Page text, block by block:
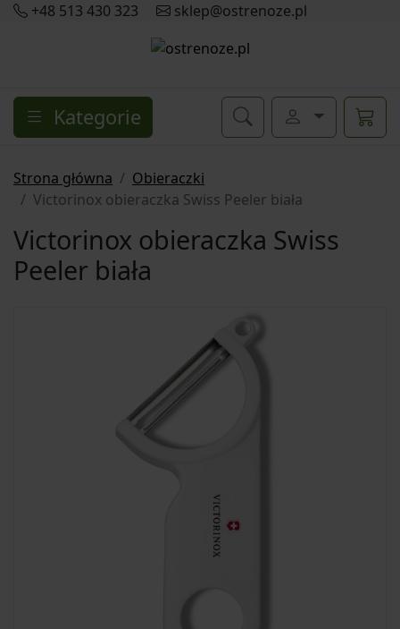
+48 513 430 323 sklep@ostrenoze.pl
Kategorie
Strona główna
Obieraczki
Victorinox obieraczka Swiss Peeler biała
Victorinox obieraczka Swiss
Peeler biała